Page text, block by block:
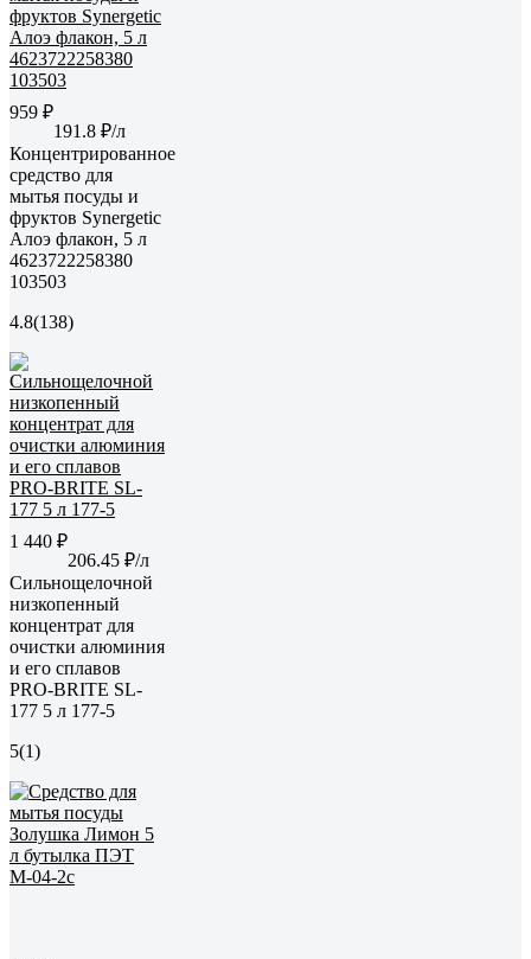
959 ₽
191.8 ₽/л
Концентрированное
средство для
мытья посуды и
фруктов Synergetic
Алоэ флакон, 5 л
4623722258380
103503
4.8(138)
1 440 ₽
206.45 ₽/л
Сильнощелочной
низкопенный
концентрат для
очистки алюминия
и его сплавов
PRO-BRITE SL-
177 5 л 177-5
5(1)